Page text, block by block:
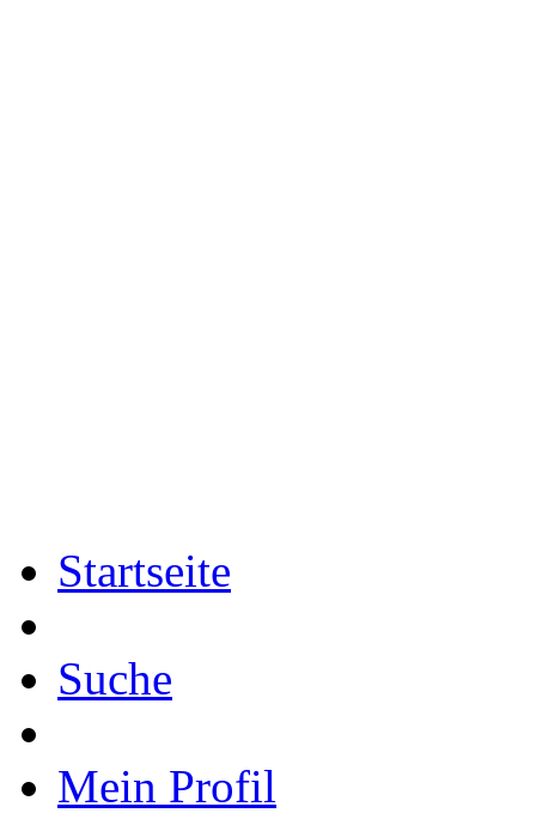
Startseite
Suche
Mein Profil